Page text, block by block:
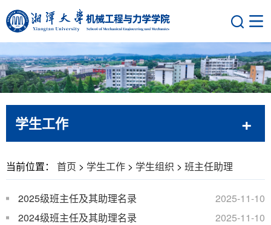
学生工作
当前位置： 首页 > 学生工作 > 学生组织 > 班主任助理
2025-11-10
2025级班主任及其助理名录
2025-11-10
2024级班主任及其助理名录